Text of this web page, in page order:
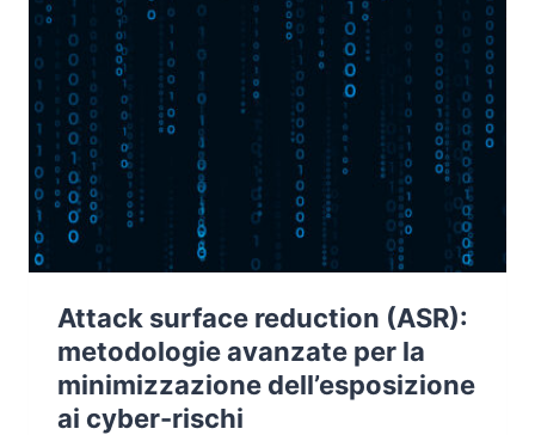
Attack surface reduction (ASR):
metodologie avanzate per la
minimizzazione dell’esposizione
ai cyber-rischi